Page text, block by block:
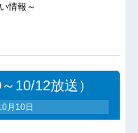
情報～
10/12放送）
月10日